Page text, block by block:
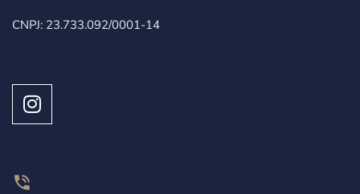
CNPJ: 23.733.092/0001-14